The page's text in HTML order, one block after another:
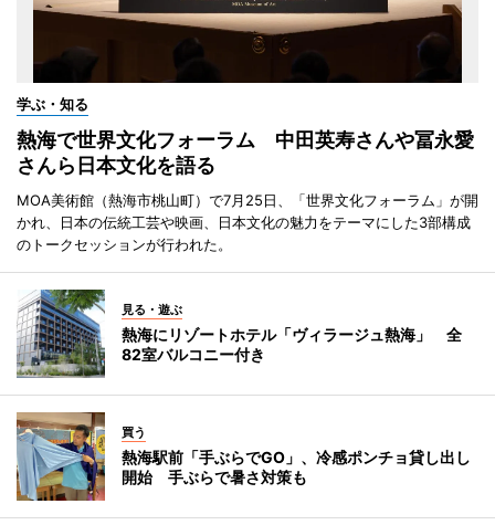
学ぶ・知る
熱海で世界文化フォーラム 中田英寿さんや冨永愛
さんら日本文化を語る
MOA美術館（熱海市桃山町）で7月25日、「世界文化フォーラム」が開
かれ、日本の伝統工芸や映画、日本文化の魅力をテーマにした3部構成
のトークセッションが行われた。
見る・遊ぶ
熱海にリゾートホテル「ヴィラージュ熱海」 全
82室バルコニー付き
買う
熱海駅前「手ぶらでGO」、冷感ポンチョ貸し出し
開始 手ぶらで暑さ対策も